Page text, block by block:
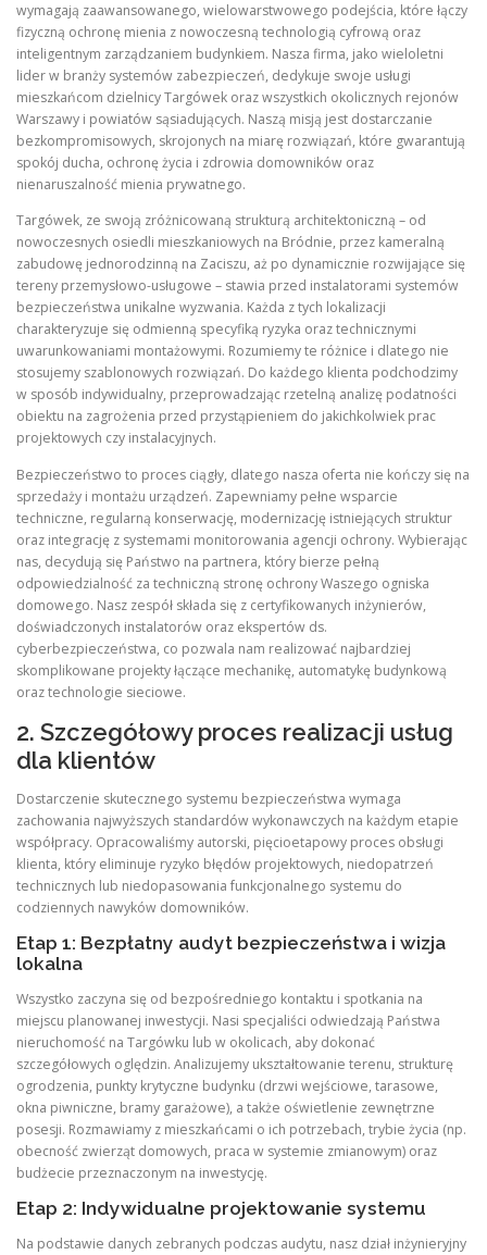
wymagają zaawansowanego, wielowarstwowego podejścia, które łączy
fizyczną ochronę mienia z nowoczesną technologią cyfrową oraz
inteligentnym zarządzaniem budynkiem. Nasza firma, jako wieloletni
lider w branży systemów zabezpieczeń, dedykuje swoje usługi
mieszkańcom dzielnicy Targówek oraz wszystkich okolicznych rejonów
Warszawy i powiatów sąsiadujących. Naszą misją jest dostarczanie
bezkompromisowych, skrojonych na miarę rozwiązań, które gwarantują
spokój ducha, ochronę życia i zdrowia domowników oraz
nienaruszalność mienia prywatnego.
Targówek, ze swoją zróżnicowaną strukturą architektoniczną – od
nowoczesnych osiedli mieszkaniowych na Bródnie, przez kameralną
zabudowę jednorodzinną na Zaciszu, aż po dynamicznie rozwijające się
tereny przemysłowo-usługowe – stawia przed instalatorami systemów
bezpieczeństwa unikalne wyzwania. Każda z tych lokalizacji
charakteryzuje się odmienną specyfiką ryzyka oraz technicznymi
uwarunkowaniami montażowymi. Rozumiemy te różnice i dlatego nie
stosujemy szablonowych rozwiązań. Do każdego klienta podchodzimy
w sposób indywidualny, przeprowadzając rzetelną analizę podatności
obiektu na zagrożenia przed przystąpieniem do jakichkolwiek prac
projektowych czy instalacyjnych.
Bezpieczeństwo to proces ciągły, dlatego nasza oferta nie kończy się na
sprzedaży i montażu urządzeń. Zapewniamy pełne wsparcie
techniczne, regularną konserwację, modernizację istniejących struktur
oraz integrację z systemami monitorowania agencji ochrony. Wybierając
nas, decydują się Państwo na partnera, który bierze pełną
odpowiedzialność za techniczną stronę ochrony Waszego ogniska
domowego. Nasz zespół składa się z certyfikowanych inżynierów,
doświadczonych instalatorów oraz ekspertów ds.
cyberbezpieczeństwa, co pozwala nam realizować najbardziej
skomplikowane projekty łączące mechanikę, automatykę budynkową
oraz technologie sieciowe.
2. Szczegółowy proces realizacji usług
dla klientów
Dostarczenie skutecznego systemu bezpieczeństwa wymaga
zachowania najwyższych standardów wykonawczych na każdym etapie
współpracy. Opracowaliśmy autorski, pięcioetapowy proces obsługi
klienta, który eliminuje ryzyko błędów projektowych, niedopatrzeń
technicznych lub niedopasowania funkcjonalnego systemu do
codziennych nawyków domowników.
Etap 1: Bezpłatny audyt bezpieczeństwa i wizja
lokalna
Wszystko zaczyna się od bezpośredniego kontaktu i spotkania na
miejscu planowanej inwestycji. Nasi specjaliści odwiedzają Państwa
nieruchomość na Targówku lub w okolicach, aby dokonać
szczegółowych oględzin. Analizujemy ukształtowanie terenu, strukturę
ogrodzenia, punkty krytyczne budynku (drzwi wejściowe, tarasowe,
okna piwniczne, bramy garażowe), a także oświetlenie zewnętrzne
posesji. Rozmawiamy z mieszkańcami o ich potrzebach, trybie życia (np.
obecność zwierząt domowych, praca w systemie zmianowym) oraz
budżecie przeznaczonym na inwestycję.
Etap 2: Indywidualne projektowanie systemu
Na podstawie danych zebranych podczas audytu, nasz dział inżynieryjny